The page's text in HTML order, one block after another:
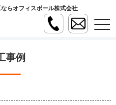
らオフィスボール株式会社
t
o
事例